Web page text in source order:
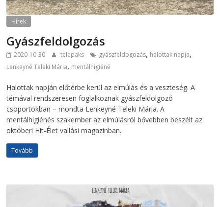
Hírek
Gyászfeldolgozás
2020-10-30 telepaks gyászfeldogozás, halottak napja,
Lenkeyné Teleki Mária, mentálhigiéné
Halottak napján előtérbe kerül az elmúlás és a veszteség. A
témával rendszeresen foglalkoznak gyászfeldolgozó
csoportokban – mondta Lenkeyné Teleki Mária. A
mentálhigiénés szakember az elmúlásról bővebben beszélt az
októberi Hit-Élet vallási magazinban.
Tovább